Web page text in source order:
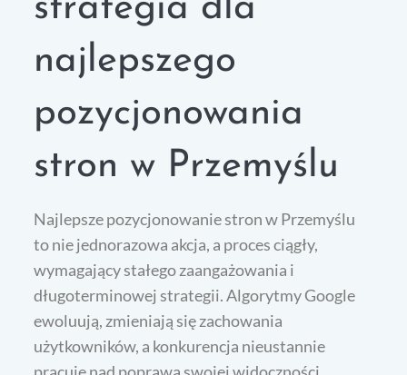
strategia dla
najlepszego
pozycjonowania
stron w Przemyślu
Najlepsze pozycjonowanie stron w Przemyślu
to nie jednorazowa akcja, a proces ciągły,
wymagający stałego zaangażowania i
długoterminowej strategii. Algorytmy Google
ewoluują, zmieniają się zachowania
użytkowników, a konkurencja nieustannie